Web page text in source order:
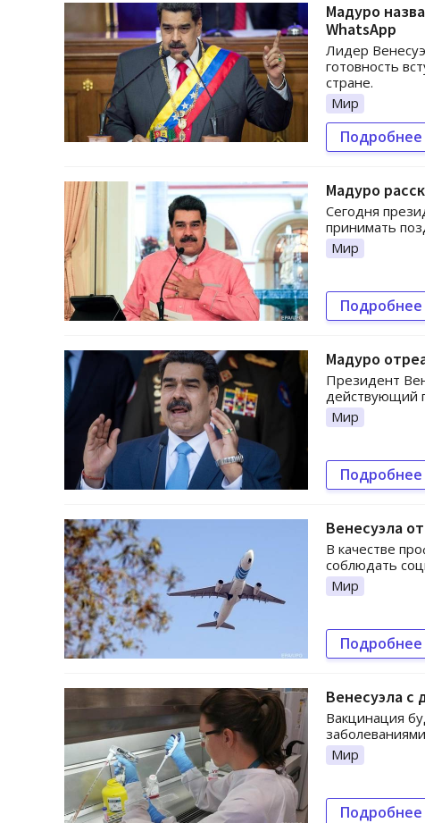
Мадуро
WhatsApp
Лидер
готовность
стране.
Мир
Подробнее
Мадуро
Сегодня
принимать
Мир
Подробнее
Мадуро
Президент
действующий
Мир
Подробнее
Венесуэла
В качестве
соблюдать
Мир
Подробнее
Венесуэла с
Вакцинация
Мир
Подробнее